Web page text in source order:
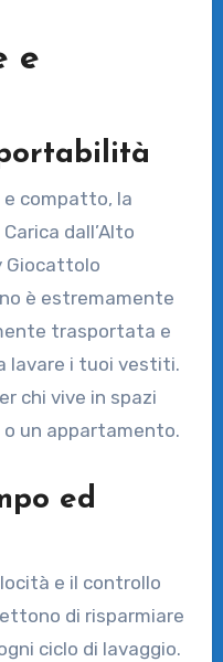
e
e compatto, la
dall’Alto
Giocattolo
è estremamente
trasportata e
lavare i tuoi vestiti.
chi vive in spazi
un appartamento.
ed
e il controllo
di risparmiare
ciclo di lavaggio.